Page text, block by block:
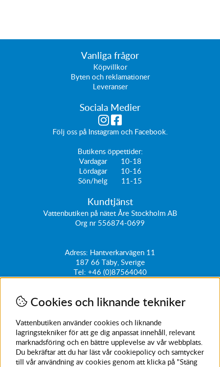
Vanliga frågor
Köpvillkor
Byten och reklamationer
Leveranser
Sociala Medier
Följ oss på Instagramoch Facebook
Butikens öppettider:
Vardagar 10-18
Lördagar 10-16
Sön/helg 11-15
Kundtjänst
Vattenbutiken på nätet Åre Stockholm AB
Org nr 556874-0699
Adress: Hantverkarvägen 11
187 66 Täby, Sverige
Tel: +46 (0)87564040
kundtjanst@vattenbutiken.se
Få vårt nyhetsbrev
Ange din e-post nedan för att ta del av nyheter och
erbjudanden
SKICKA
Cookies och liknande tekniker
Vattenbutiken använder cookies och liknande
lagringstekniker för att ge dig anpassat innehåll, relevant
marknadsföring och en bättre upplevelse av vår webbplats.
Du bekräftar att du har läst vår cookiepolicy och samtycker
till vår användning av cookies genom att klicka på "Stäng